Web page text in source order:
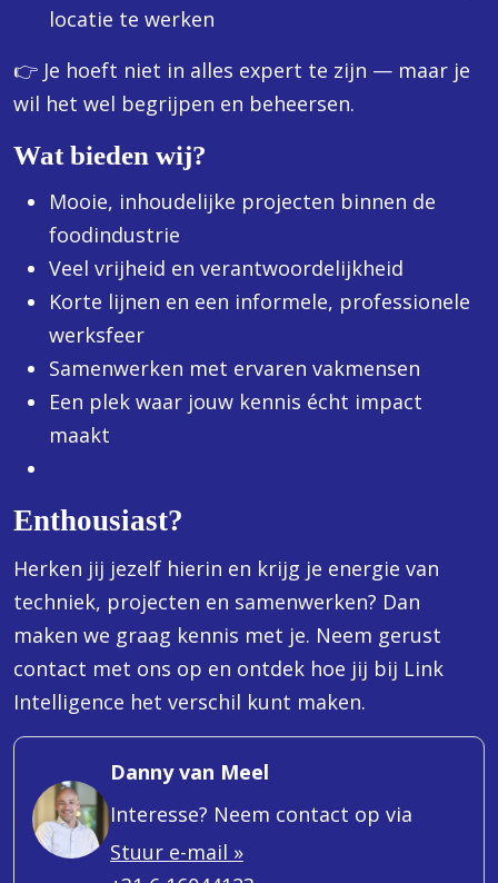
locatie te werken
👉 Je hoeft niet in alles expert te zijn — maar je
wil het wel begrijpen en beheersen.
Wat bieden wij?
Mooie, inhoudelijke projecten binnen de
foodindustrie
Veel vrijheid en verantwoordelijkheid
Korte lijnen en een informele, professionele
werksfeer
Samenwerken met ervaren vakmensen
Een plek waar jouw kennis écht impact
maakt
Enthousiast?
Herken jij jezelf hierin en krijg je energie van
techniek, projecten en samenwerken? Dan
maken we graag kennis met je. Neem gerust
contact met ons op en ontdek hoe jij bij Link
Intelligence het verschil kunt maken.
Danny van Meel
Interesse? Neem contact op via
Stuur e-mail »